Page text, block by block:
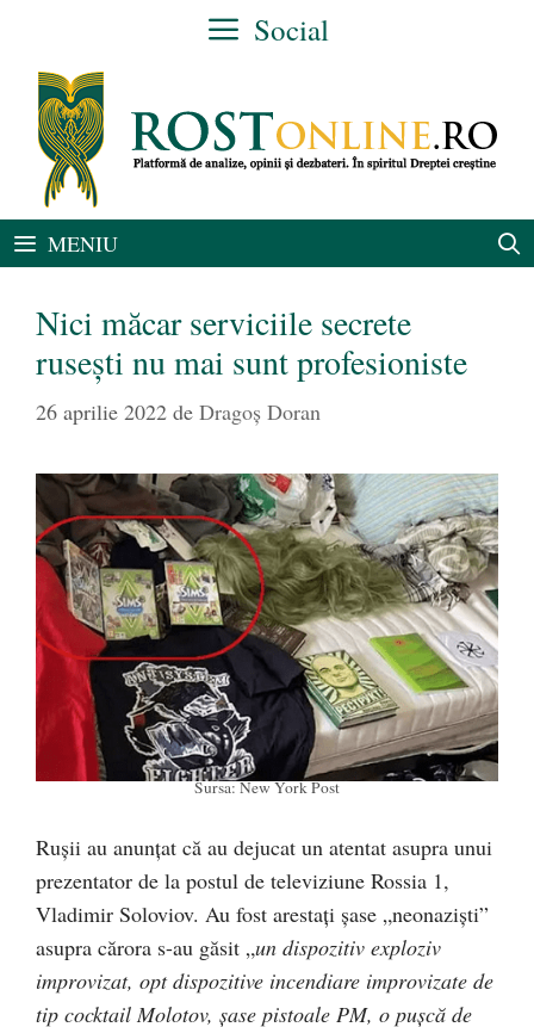
conținut
Social
MENIU
Nici măcar serviciile secrete
rusești nu mai sunt profesioniste
26 aprilie 2022 de Dragoș Doran
Sursa: New York Post
Rușii au anunțat că au dejucat un atentat asupra unui
prezentator de la postul de televiziune Rossia 1,
Vladimir Soloviov. Au fost arestați șase „neonaziști”
asupra cărora s-au găsit „un dispozitiv exploziv
improvizat, opt dispozitive incendiare improvizate de
tip cocktail Molotov, șase pistoale PM, o pușcă de